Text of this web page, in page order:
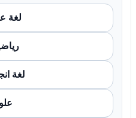
لغة
لغة